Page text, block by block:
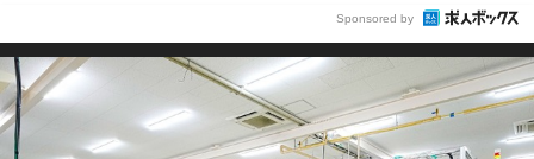
Sponsored by